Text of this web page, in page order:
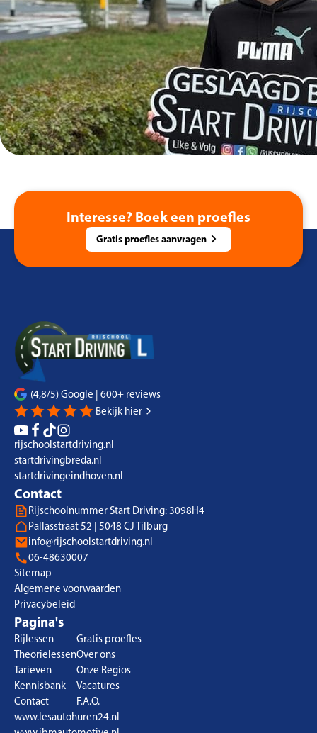
Interesse? Boek een proefles
Gratis proefles aanvragen
(4,8/5) Google | 600+ reviews
Bekijk hier
rijschoolstartdriving.nl
startdrivingbreda.nl
startdrivingeindhoven.nl
Contact
Rijschoolnummer Start Driving: 3098H4
Pallasstraat 52 | 5048 CJ Tilburg
info@rijschoolstartdriving.nl
06-48630007
Sitemap
Algemene voorwaarden
Privacybeleid
Pagina's
Rijlessen
Theorielessen
Tarieven
Kennisbank
Contact
Gratis proefles
Over ons
Onze Regios
Vacatures
F.A.Q.
www.lesautohuren24.nl